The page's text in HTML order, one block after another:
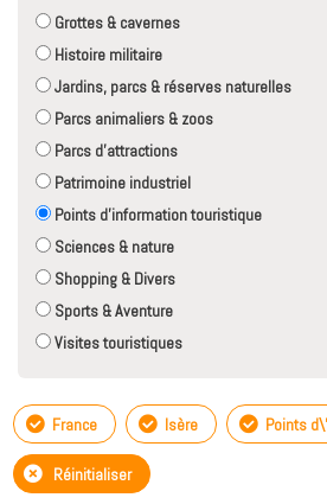
Grottes & cavernes
Histoire militaire
Jardins, parcs & réserves naturelles
Parcs animaliers & zoos
Parcs d'attractions
Patrimoine industriel
Points d'information touristique
Sciences & nature
Shopping & Divers
Sports & Aventure
Visites touristiques
France Isère Points
Réinitialiser